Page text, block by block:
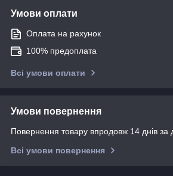
Умови оплати
Оплата на рахунок
100% предоплата
Всі умови оплати
Умови повернення
Повернення товару впродовж 14 днів за
Всі умови повернення